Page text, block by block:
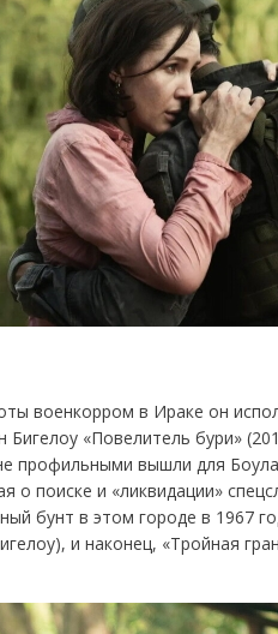
военкорром в Ираке он
Бигелоу «Повелитель бури»
профильными вышли для
о поиске и «ликвидации»
бунт в этом городе в 1967
и наконец, «Тройная